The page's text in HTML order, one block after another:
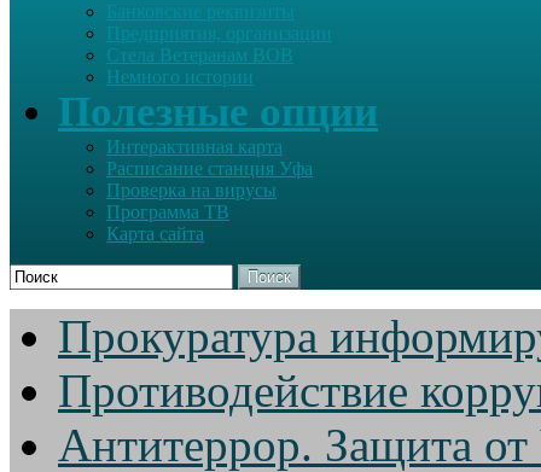
Банковские реквизиты
Предприятия, организации
Стела Ветеранам ВОВ
Немного истории
Полезные опции
Интерактивная карта
Расписание станция Уфа
Проверка на вирусы
Программа ТВ
Карта сайта
Поиск
Прокуратура
Противодействие
Антитеррор. Защита